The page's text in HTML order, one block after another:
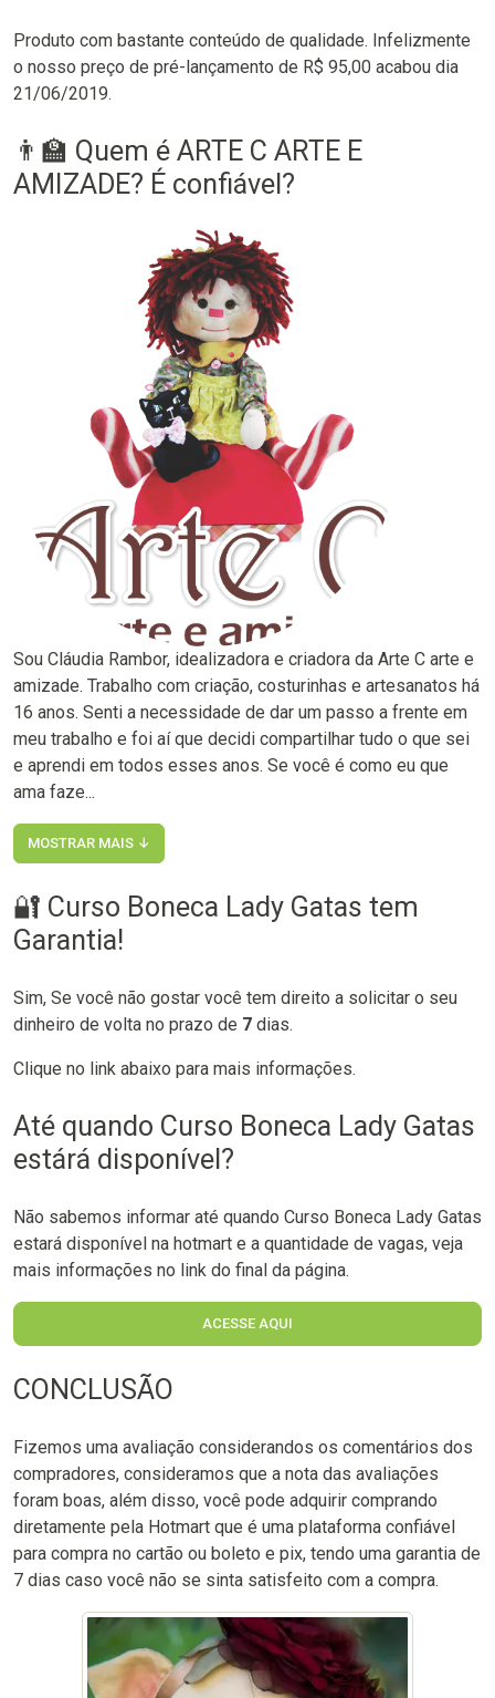
Produto com bastante conteúdo de qualidade. Infelizmente
o nosso preço de pré-lançamento de R$ 95,00 acabou dia
21/06/2019.
👨‍🏫 Quem é ARTE C ARTE E
AMIZADE? É confiável?
Sou Cláudia Rambor, idealizadora e criadora da Arte C arte e
amizade. Trabalho com criação, costurinhas e artesanatos há
16 anos. Senti a necessidade de dar um passo a frente em
meu trabalho e foi aí que decidi compartilhar tudo o que sei
e aprendi em todos esses anos. Se você é como eu que
ama faze...
MOSTRAR MAIS ↓
🔐 Curso Boneca Lady Gatas tem
Garantia!
Sim, Se você não gostar você tem direito a solicitar o seu
dinheiro de volta no prazo de 7 dias.
Clique no link abaixo para mais informações.
Até quando Curso Boneca Lady Gatas
estárá disponível?
Não sabemos informar até quando Curso Boneca Lady Gatas
estará disponível na hotmart e a quantidade de vagas, veja
mais informações no link do final da página.
ACESSE AQUI
CONCLUSÃO
Fizemos uma avaliação considerandos os comentários dos
compradores, consideramos que a nota das avaliações
foram boas, além disso, você pode adquirir comprando
diretamente pela Hotmart que é uma plataforma confiável
para compra no cartão ou boleto e pix, tendo uma garantia de
7 dias caso você não se sinta satisfeito com a compra.